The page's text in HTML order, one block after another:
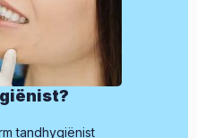
tandhygiënist